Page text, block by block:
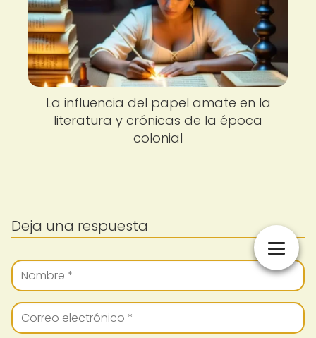
La influencia del papel amate en la
literatura y crónicas de la época
colonial
Deja una respuesta